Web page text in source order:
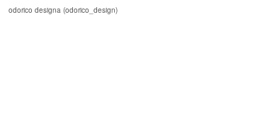
odorico designa (odorico_design)